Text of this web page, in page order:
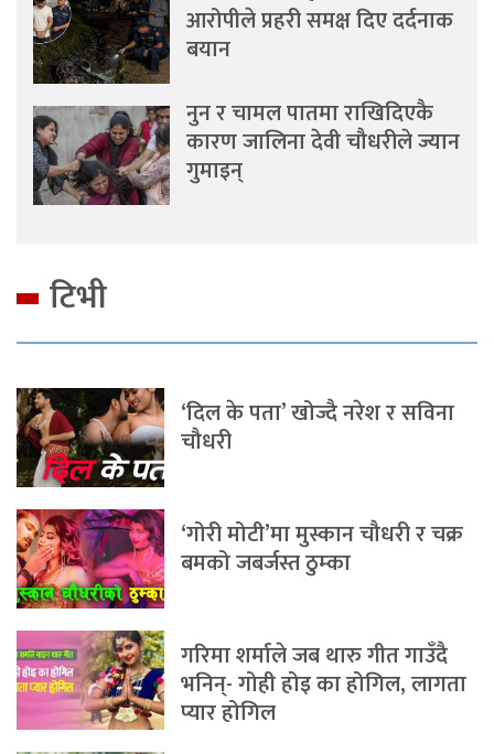
आरोपीले प्रहरी समक्ष दिए दर्दनाक
बयान
नुन र चामल पातमा राखिदिएकै
कारण जालिना देवी चौधरीले ज्यान
गुमाइन्
टिभी
‘दिल के पता’ खोज्दै नरेश र सविना
चौधरी
‘गोरी मोटी’मा मुस्कान चौधरी र चक्र
बमको जबर्जस्त ठुम्का
गरिमा शर्माले जब थारु गीत गाउँदै
भनिन्- गोही होइ का होगिल, लागता
प्यार होगिल